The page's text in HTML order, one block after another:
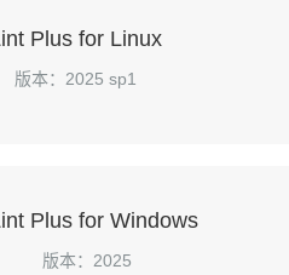
Plus for Linux
版本：2025 sp1
Plus for Windows
版本：2025